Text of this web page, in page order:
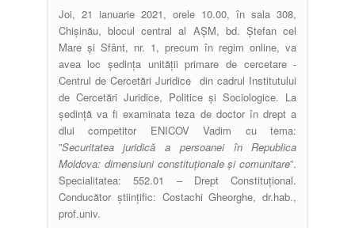
Joi, 21 ianuarie 2021, orele 10.00, în sala 308,
Chișinău, blocul central al AȘM, bd. Ștefan cel
Mare și Sfânt, nr. 1, precum în regim online, va
avea loc ședința unității primare de cercetare -
Centrul de Cercetări Juridice din cadrul Institutului
de Cercetări Juridice, Politice și Sociologice. La
ședință va fi examinata teza de doctor în drept a
dlui competitor ENICOV Vadim cu tema:
”Securitatea juridică a persoanei în Republica
Moldova: dimensiuni constituționale și comunitare”.
Specialitatea: 552.01 – Drept Constituțional.
Conducător științific: Costachi Gheorghe, dr.hab.,
prof.univ.